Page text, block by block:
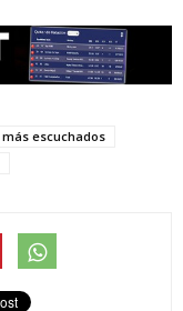
más escuchados